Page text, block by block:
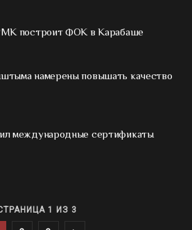
построит ФОК в Карабаше
намерены повышать качество
международные сертификаты
1 ИЗ 3